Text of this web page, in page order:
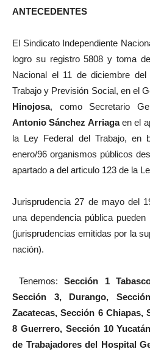
ANTECEDENTES
El Sindicato Independiente
logro su registro 5808 y toma
Nacional el 11 de diciembre
Trabajo y Previsión Social, en el
Hinojosa, como Secretario
Antonio Sánchez Arriagaen el
la Ley Federal del Trabajo, en
enero/96 organismos públicos
apartado a del articulo 123 de la
Jurisprudencia 27 de mayo del
una dependencia pública
(jurisprudencias emitidas por la
nación).
Tenemos:Sección 1
Sección 3, Durango,
Zacatecas, Sección 6 Chiapas,
8 Guerrero, Sección 10
de Trabajadores del Hospital